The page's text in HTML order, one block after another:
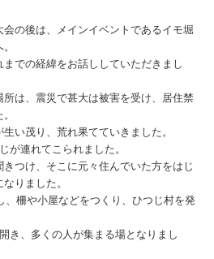
の後は、メインイベントであるイモ堀
での経緯をお話ししていただきまし
は、震災で甚大は被害を受け、居住禁
い茂り、荒れ果てていきました。
が連れてこられました。
つけ、そこに元々住んでいた方をはじ
りました。
、柵や小屋などをつくり、ひつじ村を発
き、多くの人が集まる場となりまし